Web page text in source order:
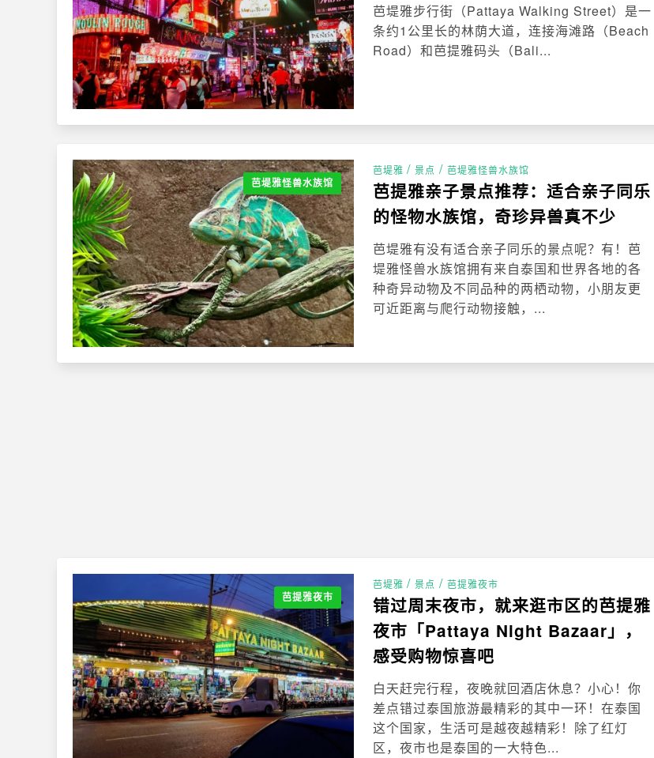
芭堤雅步行街（Pattaya Walking Street）是一
条约1公里长的林荫大道，连接海滩路（Beach
Road）和芭提雅码头（Bali...
芭堤雅怪兽水族馆
芭堤雅 / 景点 / 芭堤雅怪兽水族馆
芭提雅亲子景点推荐：适合亲子同乐
的怪物水族馆，奇珍异兽真不少
芭堤雅有没有适合亲子同乐的景点呢？有！芭
堤雅怪兽水族馆拥有来自泰国和世界各地的各
种奇异动物及不同品种的两栖动物，小朋友更
可近距离与爬行动物接触，...
芭提雅夜市
芭堤雅 / 景点 / 芭提雅夜市
错过周末夜市，就来逛市区的芭提雅
夜市「Pattaya Night Bazaar」，
感受购物惊喜吧
白天赶完行程，夜晚就回酒店休息？小心！你
差点错过泰国旅游最精彩的其中一环！在泰国
这个国家，生活可是越夜越精彩！除了红灯
区，夜市也是泰国的一大特色...